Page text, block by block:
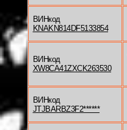
ВИНкод
KNAKN814DF5133854
ВИНкод
XW8CA41ZXCK263530
ВИНкод
JTJBARBZ3F2******